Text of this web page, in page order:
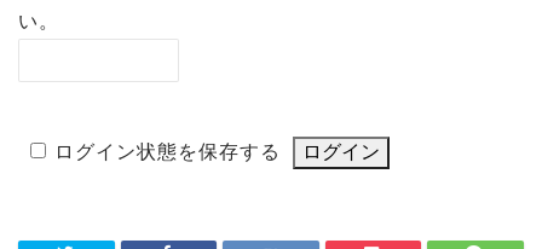
い。
ログイン状態を保存する